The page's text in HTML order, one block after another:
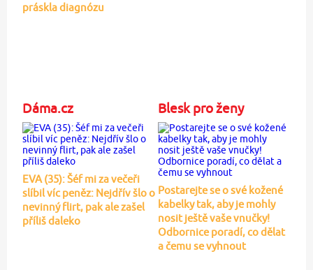
práskla diagnózu
Dáma.cz
EVA (35): Šéf mi za večeři
slíbil víc peněz: Nejdřív šlo o
nevinný flirt, pak ale zašel
příliš daleko
Blesk pro ženy
Postarejte se o své kožené
kabelky tak, aby je mohly
nosit ještě vaše vnučky!
Odbornice poradí, co dělat
a čemu se vyhnout